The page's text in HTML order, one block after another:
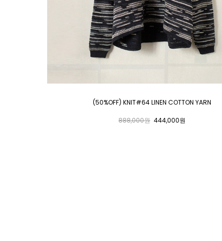
(50%OFF) KNIT#64 LINEN COTTON YARN
888,000원 444,000원